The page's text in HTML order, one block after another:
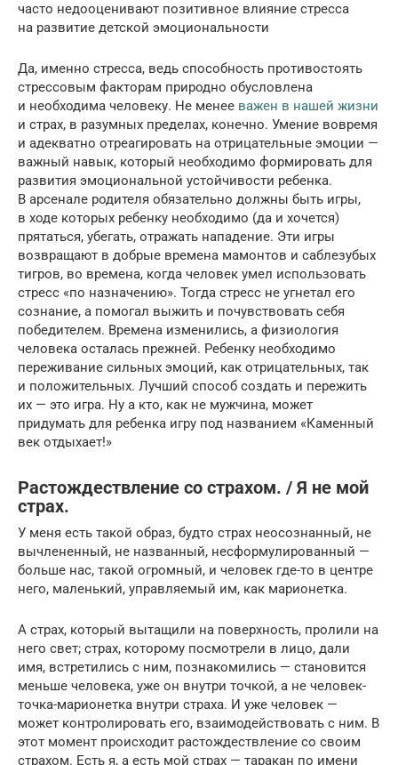
часто недооценивают позитивное влияние стресса
на развитие детской эмоциональности
Да, именно стресса, ведь способность противостоять
стрессовым факторам природно обусловлена
и необходима человеку. Не менее важен в нашей жизни
и страх, в разумных пределах, конечно. Умение вовремя
и адекватно отреагировать на отрицательные эмоции —
важный навык, который необходимо формировать для
развития эмоциональной устойчивости ребенка.
В арсенале родителя обязательно должны быть игры,
в ходе которых ребенку необходимо (да и хочется)
прятаться, убегать, отражать нападение. Эти игры
возвращают в добрые времена мамонтов и саблезубых
тигров, во времена, когда человек умел использовать
стресс «по назначению». Тогда стресс не угнетал его
сознание, а помогал выжить и почувствовать себя
победителем. Времена изменились, а физиология
человека осталась прежней. Ребенку необходимо
переживание сильных эмоций, как отрицательных, так
и положительных. Лучший способ создать и пережить
их — это игра. Ну а кто, как не мужчина, может
придумать для ребенка игру под названием «Каменный
век отдыхает!»
Растождествление со страхом. / Я не мой
страх.
У меня есть такой образ, будто страх неосознанный, не
вычлененный, не названный, несформулированный —
больше нас, такой огромный, и человек где-то в центре
него, маленький, управляемый им, как марионетка.
А страх, который вытащили на поверхность, пролили на
него свет; страх, которому посмотрели в лицо, дали
имя, встретились с ним, познакомились — становится
меньше человека, уже он внутри точкой, а не человек-
точка-марионетка внутри страха. И уже человек —
может контролировать его, взаимодействовать с ним. В
этот момент происходит растождествление со своим
страхом. Есть я, а есть мой страх — таракан по имени